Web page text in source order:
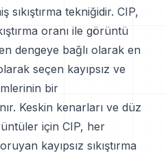
sıkıştırma tekniğidir. CIP,
oranı ile görüntü
dengeye bağlı olarak en
seçen kayıpsız ve
bir
Keskin kenarları ve düz
için CIP, her
kayıpsız sıkıştırma